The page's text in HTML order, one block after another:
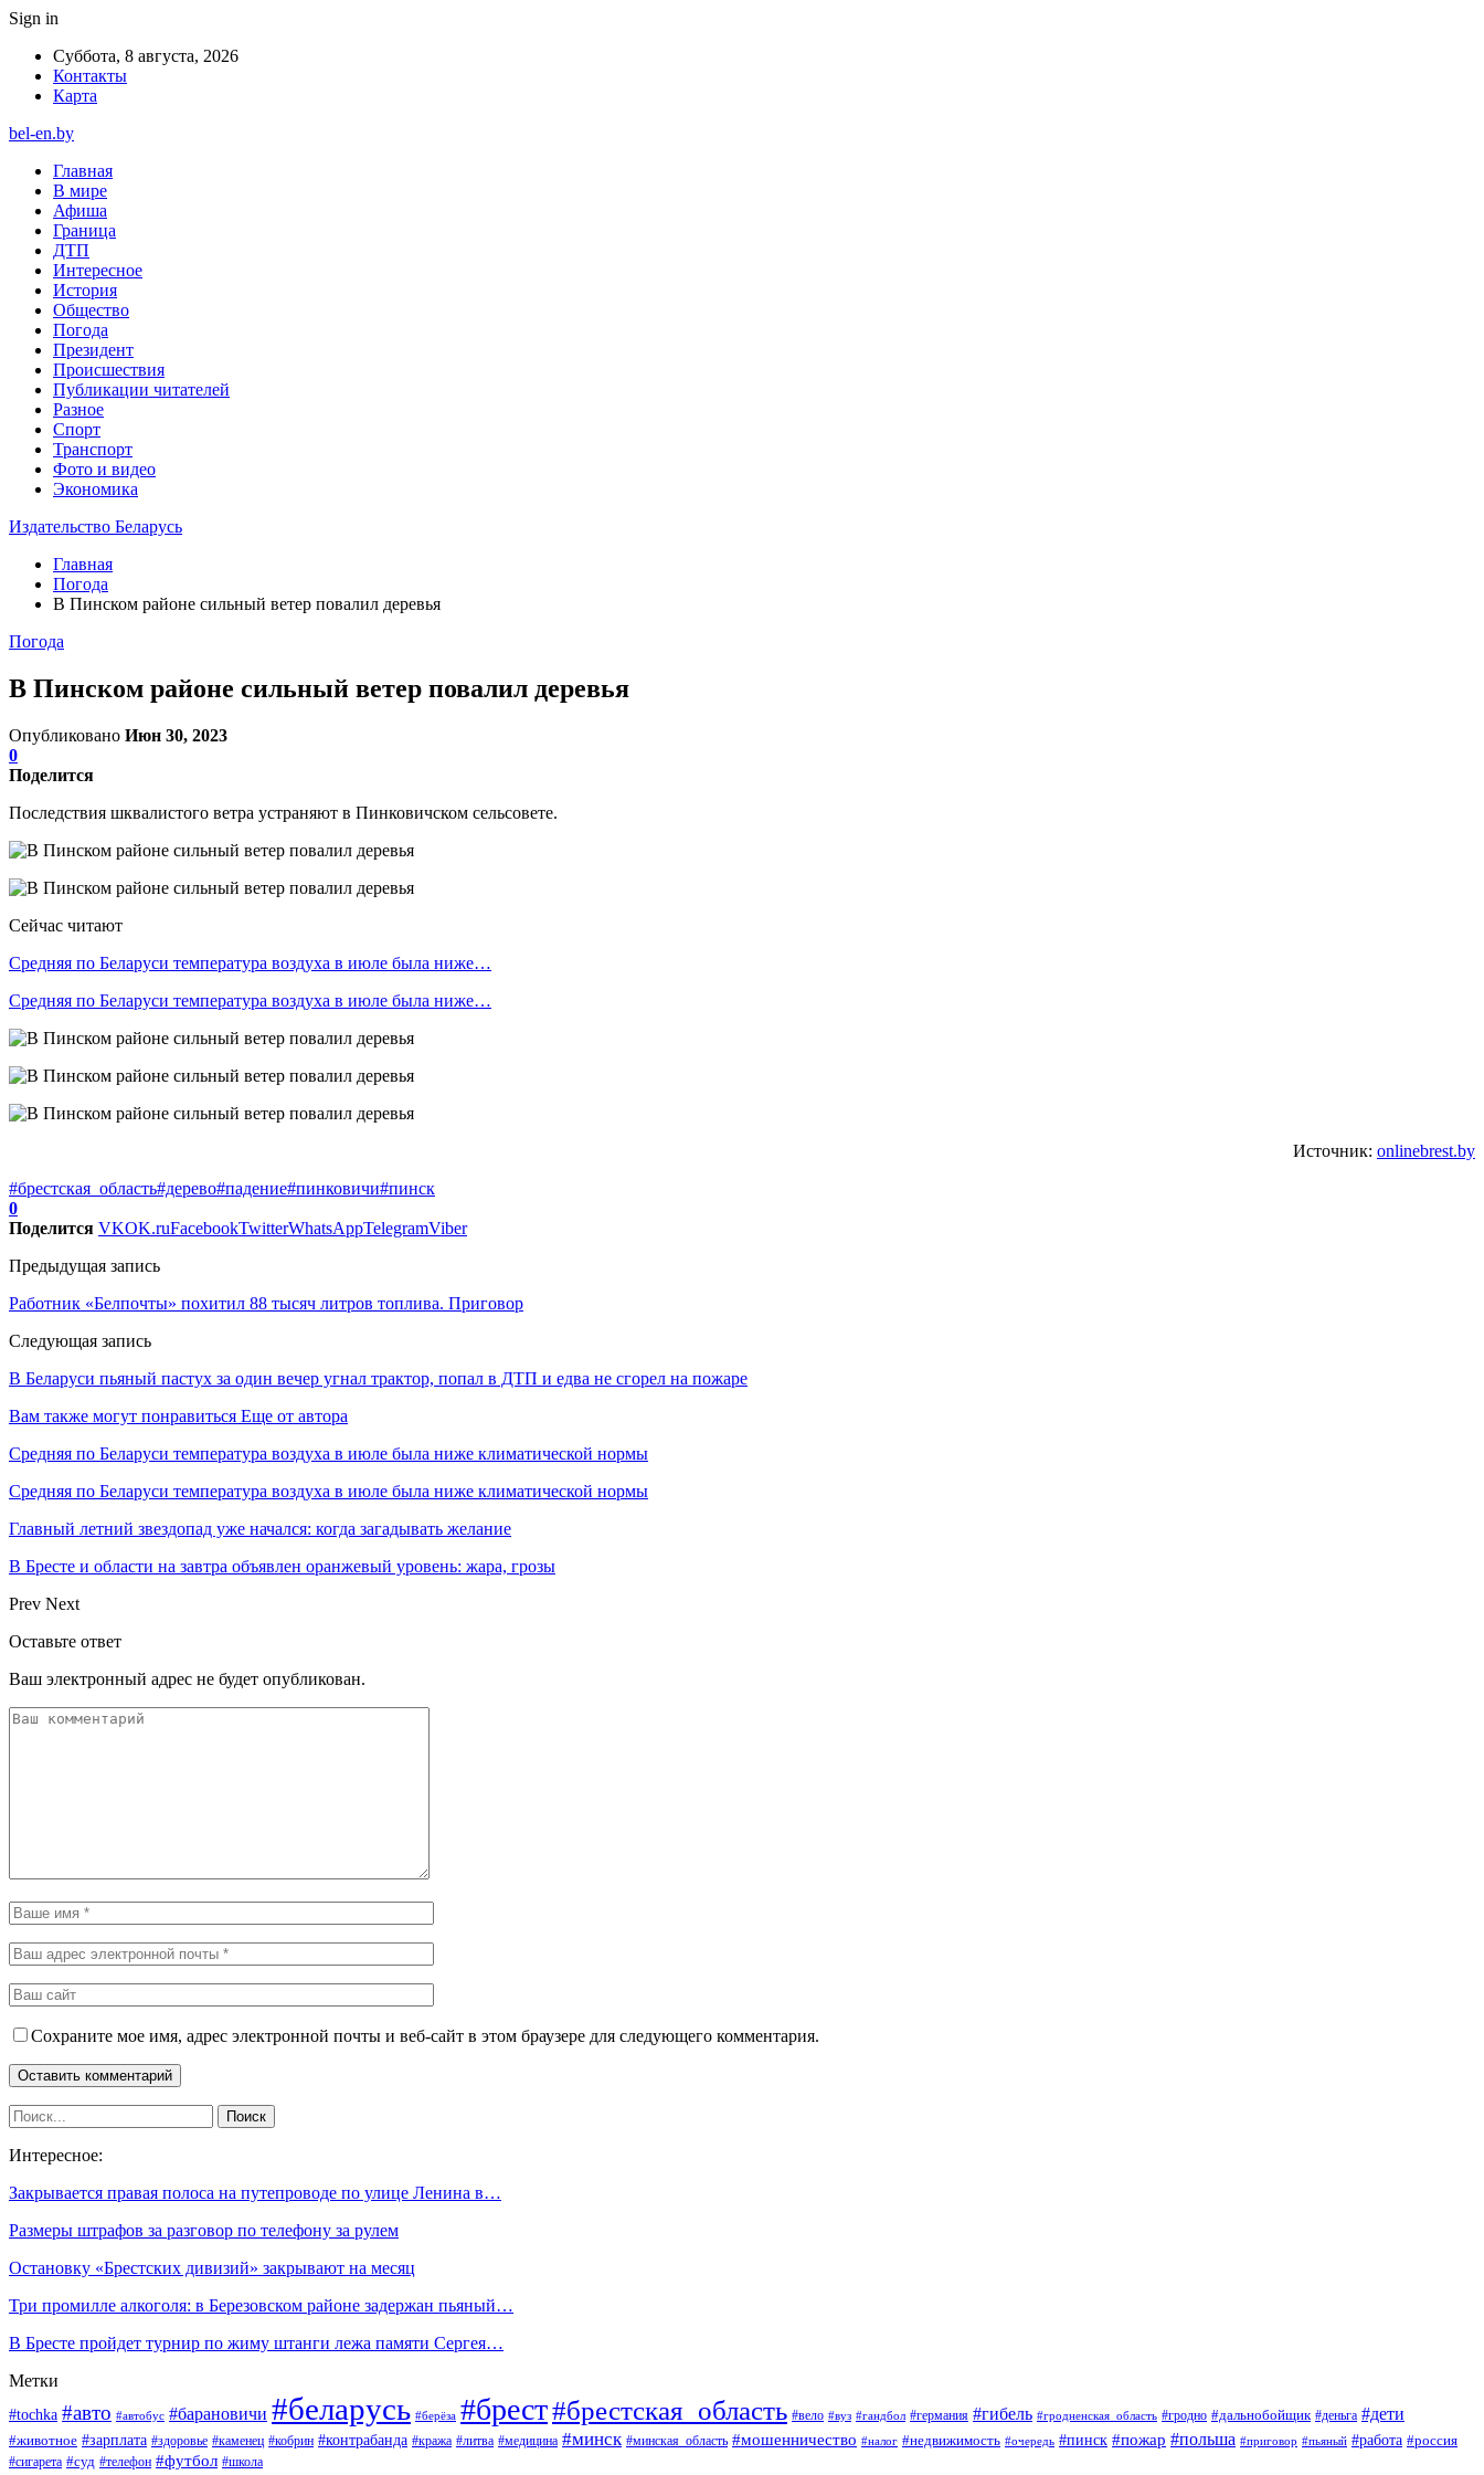
Sign in
Суббота, 8 августа, 2026
Контакты
Карта
bel-en.by
Главная
В мире
Афиша
Граница
ДТП
Интересное
История
Общество
Погода
Президент
Происшествия
Публикации читателей
Разное
Спорт
Транспорт
Фото и видео
Экономика
Издательство Беларусь
Главная
Погода
В Пинском районе сильный ветер повалил деревья
Погода
В Пинском районе сильный ветер повалил деревья
Опубликовано Июн 30, 2023
0
Поделится
Последствия шквалистого ветра устраняют в Пинковичском сельсовете.
Сейчас читают
Средняя по Беларуси температура воздуха в июле была ниже…
Средняя по Беларуси температура воздуха в июле была ниже…
Источник: onlinebrest.by
#брестская_область#дерево#падение#пинковичи#пинск
0
Поделится VKOK.ruFacebookTwitterWhatsAppTelegramViber
Предыдущая запись
Работник «Белпочты» похитил 88 тысяч литров топлива. Приговор
Следующая запись
В Беларуси пьяный пастух за один вечер угнал трактор, попал в ДТП и едва не сгорел на пожаре
Вам также могут понравиться Еще от автора
Средняя по Беларуси температура воздуха в июле была ниже климатической нормы
Средняя по Беларуси температура воздуха в июле была ниже климатической нормы
Главный летний звездопад уже начался: когда загадывать желание
В Бресте и области на завтра объявлен оранжевый уровень: жара, грозы
Prev Next
Оставьте ответ
Ваш электронный адрес не будет опубликован.
Сохраните мое имя, адрес электронной почты и веб-сайт в этом браузере для следующего комментария.
Интересное:
Закрывается правая полоса на путепроводе по улице Ленина в…
Размеры штрафов за разговор по телефону за рулем
Остановку «Брестских дивизий» закрывают на месяц
Три промилле алкоголя: в Березовском районе задержан пьяный…
В Бресте пройдет турнир по жиму штанги лежа памяти Сергея…
Метки
#tochka #авто #автобус #барановичи #беларусь #берёза #брест#брестская_область #вело #вуз #гандбол #германия #гибель #гродненская_область #гродно #дальнобойщик #деньга #дети
#животное #зарплата #здоровье #каменец #кобрин #контрабанда #кража #литва #медицина #минск #минская_область #мошенничество #налог #недвижимость #очередь #пинск #пожар #польша #приговор #пьяный #работа #россия
#сигарета #суд #телефон #футбол #школа